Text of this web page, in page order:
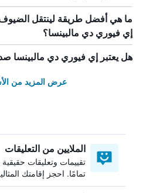
ما هي أفضل طريقة لينتقل
إي فيوري دي مالبينسا؟
هل يعتبر إي فيوري دي مالبينسا
عرض المزيد من
الملايين من التعليقات
تقييمات وتعليقات
تمامًا. احجز إقامتك